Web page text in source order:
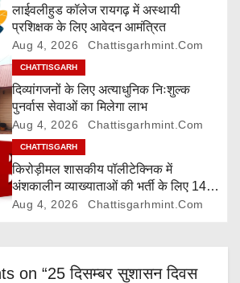
लाईवलीहुड कॉलेज रायगढ़ में अस्थायी
प्रशिक्षक के लिए आवेदन आमंत्रित
Aug 4, 2026 Chattisgarhmint.com
CHATTISGARH
दिव्यांगजनों के लिए अत्याधुनिक निःशुल्क
पुनर्वास सेवाओं का मिलेगा लाभ
Aug 4, 2026 Chattisgarhmint.com
CHATTISGARH
किरोड़ीमल शासकीय पॉलीटेक्निक में
अंशकालीन व्याख्याताओं की भर्ती के लिए 14
अगस्त तक आवेदन आमंत्रित
Aug 4, 2026 Chattisgarhmint.com
on “25 दिसम्बर सुशासन दिवस